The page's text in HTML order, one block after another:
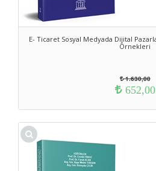
E- Ticaret Sosyal Medyada Dijital
Örnekleri
1.630,00
652,00